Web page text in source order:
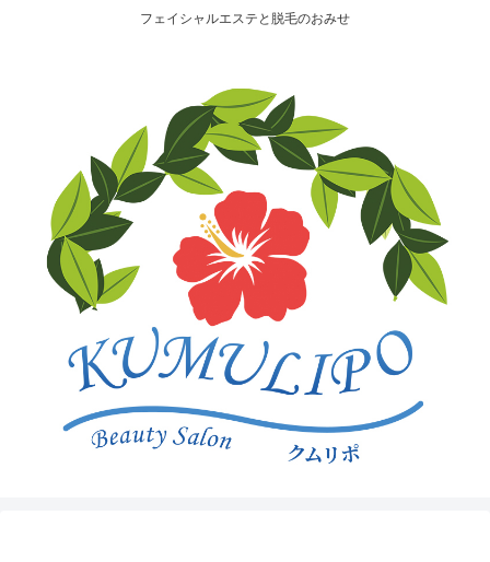
フェイシャルエステと脱毛のおみせ